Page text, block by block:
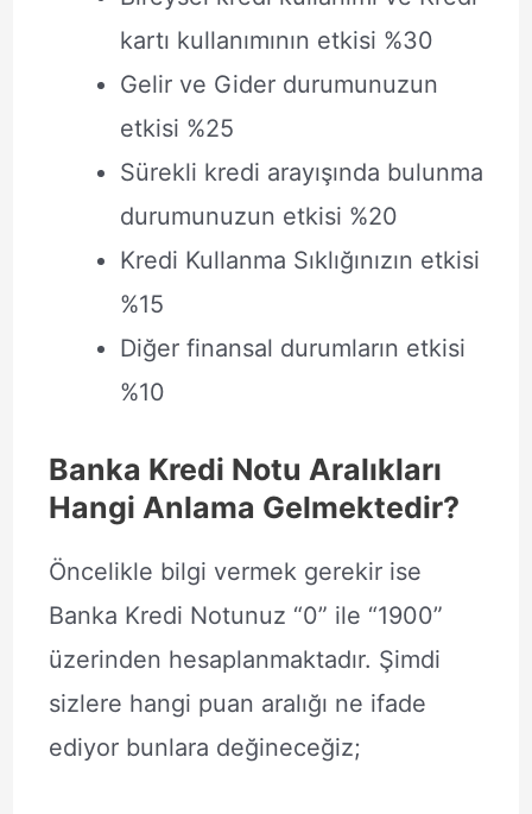
kartı kullanımının etkisi %30
Gelir ve Gider durumunuzun
etkisi %25
Sürekli kredi arayışında bulunma
durumunuzun etkisi %20
Kredi Kullanma Sıklığınızın etkisi
%15
Diğer finansal durumların etkisi
%10
Banka Kredi Notu Aralıkları
Hangi Anlama Gelmektedir?
Öncelikle bilgi vermek gerekir ise
Banka Kredi Notunuz “0” ile “1900”
üzerinden hesaplanmaktadır. Şimdi
sizlere hangi puan aralığı ne ifade
ediyor bunlara değineceğiz;